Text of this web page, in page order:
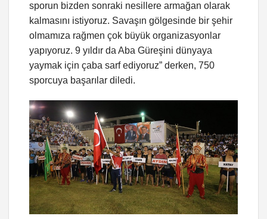
sporun bizden sonraki nesillere armağan olarak
kalmasını istiyoruz. Savaşın gölgesinde bir şehir
olmamıza rağmen çok büyük organizasyonlar
yapıyoruz. 9 yıldır da Aba Güreşini dünyaya
yaymak için çaba sarf ediyoruz” derken, 750
sporcuya başarılar diledi.